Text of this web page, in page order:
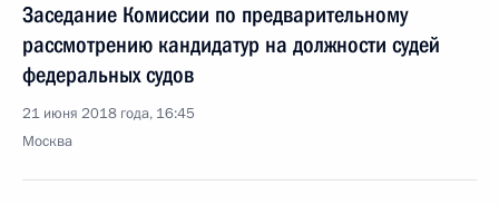
Заседание Комиссии по предварительному
рассмотрению кандидатур на должности судей
федеральных судов
21 июня 2018 года, 16:45
Москва